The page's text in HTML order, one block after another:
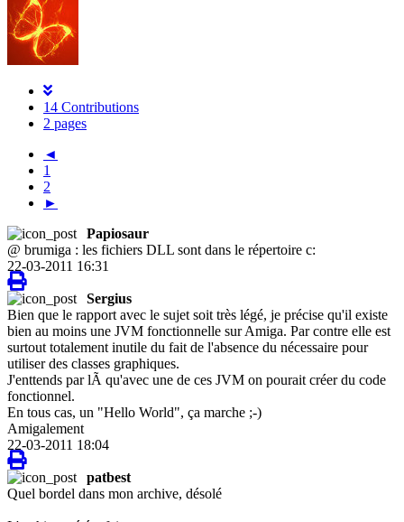
14 Contributions
2 pages
◄
1
2
►
Papiosaur
@ brumiga : les fichiers DLL sont dans le répertoire c:
22-03-2011 16:31
Sergius
Bien que le rapport avec le sujet soit très légé, je précise qu'il existe
bien au moins une JVM fonctionnelle sur Amiga. Par contre elle est
surtout totalement inutile du fait de l'absence du nécessaire pour
utiliser des classes graphiques.
J'enttends par lÃ qu'avec une de ces JVM on pourait créer du code
fonctionnel.
En tous cas, un "Hello World", ça marche ;-)
Amigalement
22-03-2011 18:04
patbest
Quel bordel dans mon archive, désolé